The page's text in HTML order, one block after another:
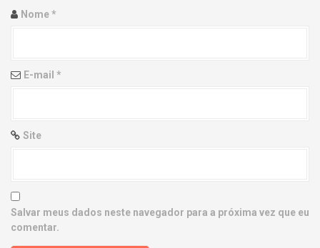
i
n
Nome*
E-mail *
Site
Salvar meus dados neste navegador para a próxima vez que eu
comentar.